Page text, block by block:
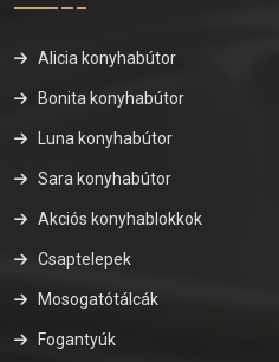
Alicia konyhabútor
Bonita konyhabútor
Luna konyhabútor
Sara konyhabútor
Akciós konyhablokkok
Csaptelepek
Mosogatótálcák
Fogantyúk